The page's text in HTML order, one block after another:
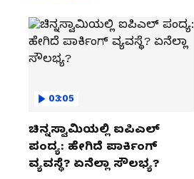
03:05
ಚಿನ್ನಸ್ವಾಮಿಯಲ್ಲಿ ಐಪಿಎಲ್‌
ಪಂದ್ಯ: ಹೇಗಿದೆ ಪಾರ್ಕಿಂಗ್
ವ್ಯವಸ್ಥೆ? ಏನೆಲ್ಲಾ ಸೌಲಭ್ಯ?